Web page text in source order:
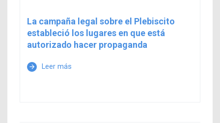
La campaña legal sobre el Plebiscito
estableció los lugares en que está
autorizado hacer propaganda
arrow_forward Leer más